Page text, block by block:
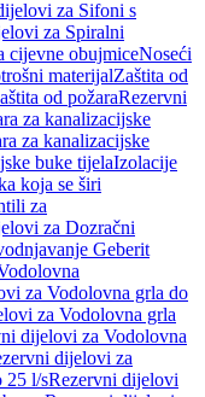
za Sifoni s
za Spiralni
cijevne obujmiceNoseći
materijalZaštita od
od požaraRezervni
za kanalizacijske
za kanalizacijske
buke tijelaIzolacije
koja se širi
za
za Dozračni
Geberit
za Vodolovna grla do
za Vodolovna grla
dijelovi za Vodolovna
dijelovi za
25 l/sRezervni dijelovi